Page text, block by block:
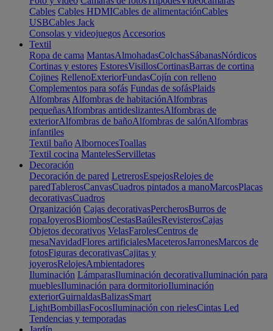
Cables Cables HDMICables de alimentaciónCables
USBCables Jack
Consolas y videojuegos Accesorios
Textil
Ropa de cama MantasAlmohadasColchasSábanasNórdicos
Cortinas y estores EstoresVisillosCortinasBarras de cortina
Cojines RellenoExteriorFundasCojín con relleno
Complementos para sofás Fundas de sofásPlaids
Alfombras Alfombras de habitaciónAlfombras
pequeñasAlfombras antideslizantesAlfombras de
exteriorAlfombras de bañoAlfombras de salónAlfombras
infantiles
Textil baño AlbornocesToallas
Textil cocina MantelesServilletas
Decoración
Decoración de pared LetrerosEspejosRelojes de
paredTablerosCanvasCuadros pintados a manoMarcosPlacas
decorativasCuadros
Organización Cajas decorativasPercherosBurros de
ropaJoyerosBiombosCestasBaúlesRevisterosCajas
Objetos decorativos VelasFarolesCentros de
mesaNavidadFlores artificialesMaceterosJarronesMarcos de
fotosFiguras decorativasCajitas y
joyerosRelojesAmbientadores
Iluminación LámparasIluminación decorativaIluminación para
mueblesIluminación para dormitorioIluminación
exteriorGuirnaldasBalizasSmart
LightBombillasFocosIluminación con rielesCintas Led
Tendencias y temporadas